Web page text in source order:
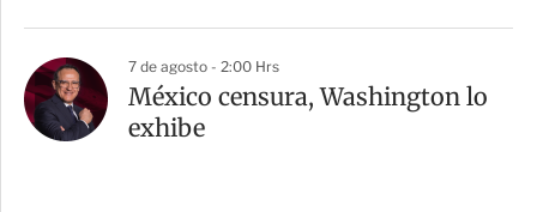
7 de agosto - 2:00 Hrs
México censura, Washington lo
exhibe